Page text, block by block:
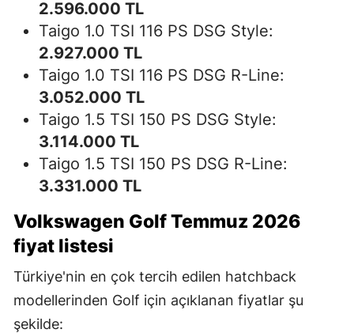
2.596.000 TL
Taigo 1.0 TSI 116 PS DSG Style:
2.927.000 TL
Taigo 1.0 TSI 116 PS DSG R-Line:
3.052.000 TL
Taigo 1.5 TSI 150 PS DSG Style:
3.114.000 TL
Taigo 1.5 TSI 150 PS DSG R-Line:
3.331.000 TL
Volkswagen Golf Temmuz 2026
fiyat listesi
Türkiye'nin en çok tercih edilen hatchback
modellerinden Golf için açıklanan fiyatlar şu
şekilde: